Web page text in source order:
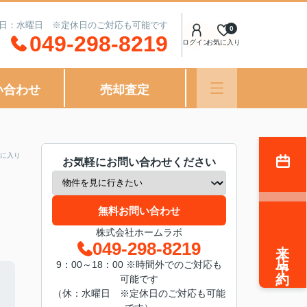
：水曜日 ※定休日のご対応も可能です
049-298-8219 ログインお気に入り
0
合わせ 売却査定
入り
お気軽にお問い合わせください
無料お問い合わせ
株式会社ホームラボ
049-298-8219
9：00～18：00 ※時間外でのご対応も
可能です
（休：水曜日 ※定休日のご対応も可能
来店予約